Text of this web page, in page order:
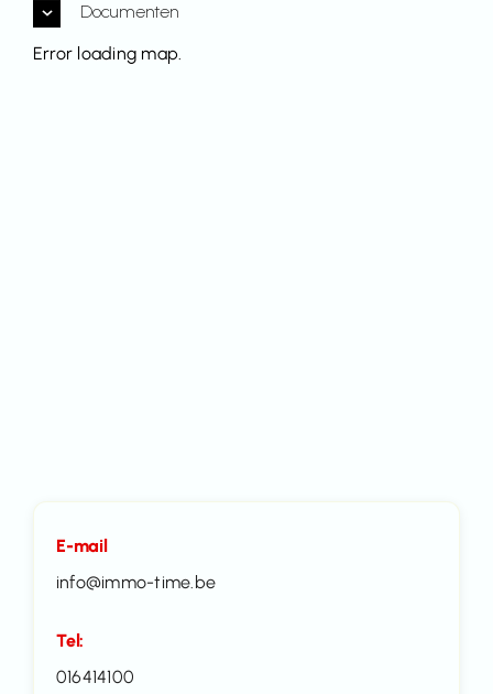
Documenten
E-mail
info@immo-time.be
Tel:
016414100
Error loading map.